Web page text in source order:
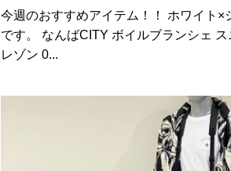
今週のおすすめアイテム！！ ホワイト×
です。 なんばCITY ボイルブランシェ
レゾン 0...